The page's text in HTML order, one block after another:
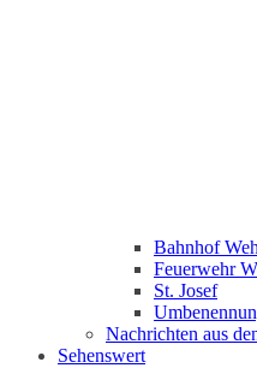
Bahnhof
Feuerwehr
St. Josef
Nachrichten aus
Sehenswert